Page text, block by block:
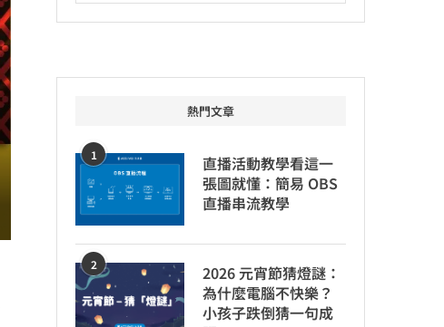
熱門文章
1
直播活動教學看這一
張圖就懂：簡易 OBS
直播串流教學
2
2026 元宵節猜燈謎：
為什麼電腦不快樂？
小孩子跌倒猜一句成